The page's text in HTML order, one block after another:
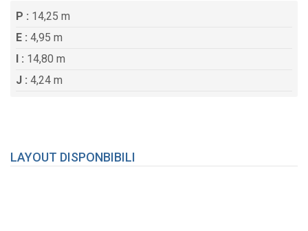
P : 14,25 m
E : 4,95 m
I : 14,80 m
J : 4,24 m
LAYOUT DISPONBIBILI